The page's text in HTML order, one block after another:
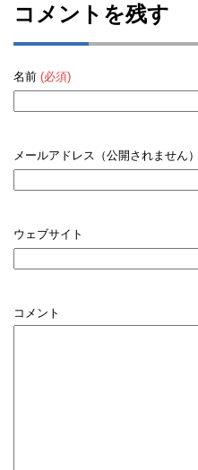
コメントを残す
名前 (必須)
メールアドレス（公開されません）
ウェブサイト
コメント